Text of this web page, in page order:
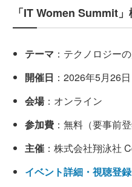
「IT Women Summit
テーマ ：テクノロジー
開催日 ：2026年5月26
会場：オンライン
参加費 ：無料（要事前登
主催 ：株式会社翔泳社
イベント詳細・視聴登